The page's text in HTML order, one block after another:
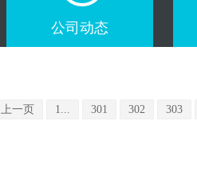
公司动态
上一页 1... 301 302 303